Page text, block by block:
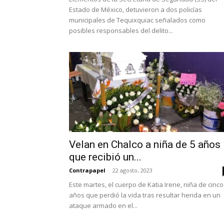
Estado de México, detuvieron a dos policías
municipales de Tequixquiac señalados como
posibles responsables del delito...
Velan en Chalco a niña de 5 años
que recibió un...
Contrapapel - 22 agosto, 2023
Este martes, el cuerpo de Katia Irene, niña de cinco
años que perdió la vida tras resultar herida en un
ataque armado en el...